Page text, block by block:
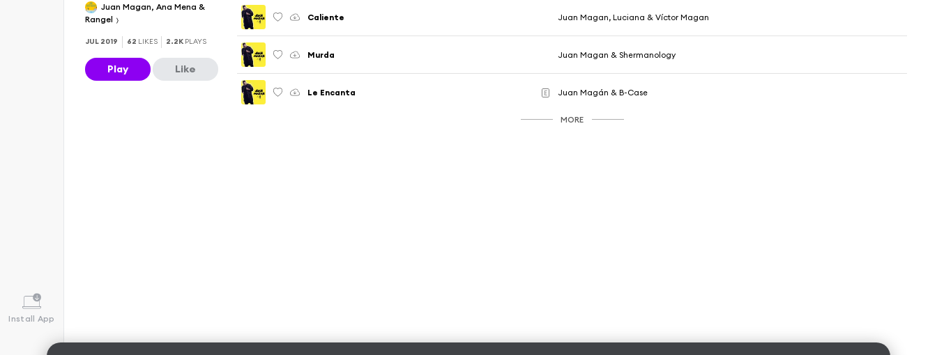
Install App
Juan Magan, Ana Mena &
Rangel
JUL 2019 62 LIKES 2.2K PLAYS
Play Like
Caliente Juan Magan, Luciana & Víctor Magan
Murda Juan Magan & Shermanology
Le Encanta E Juan Magán & B-Case
MORE